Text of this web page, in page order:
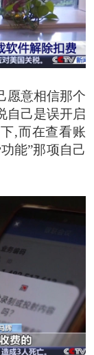
愿意相信那个
自己是误开启
,而在查看账
能”那项自己